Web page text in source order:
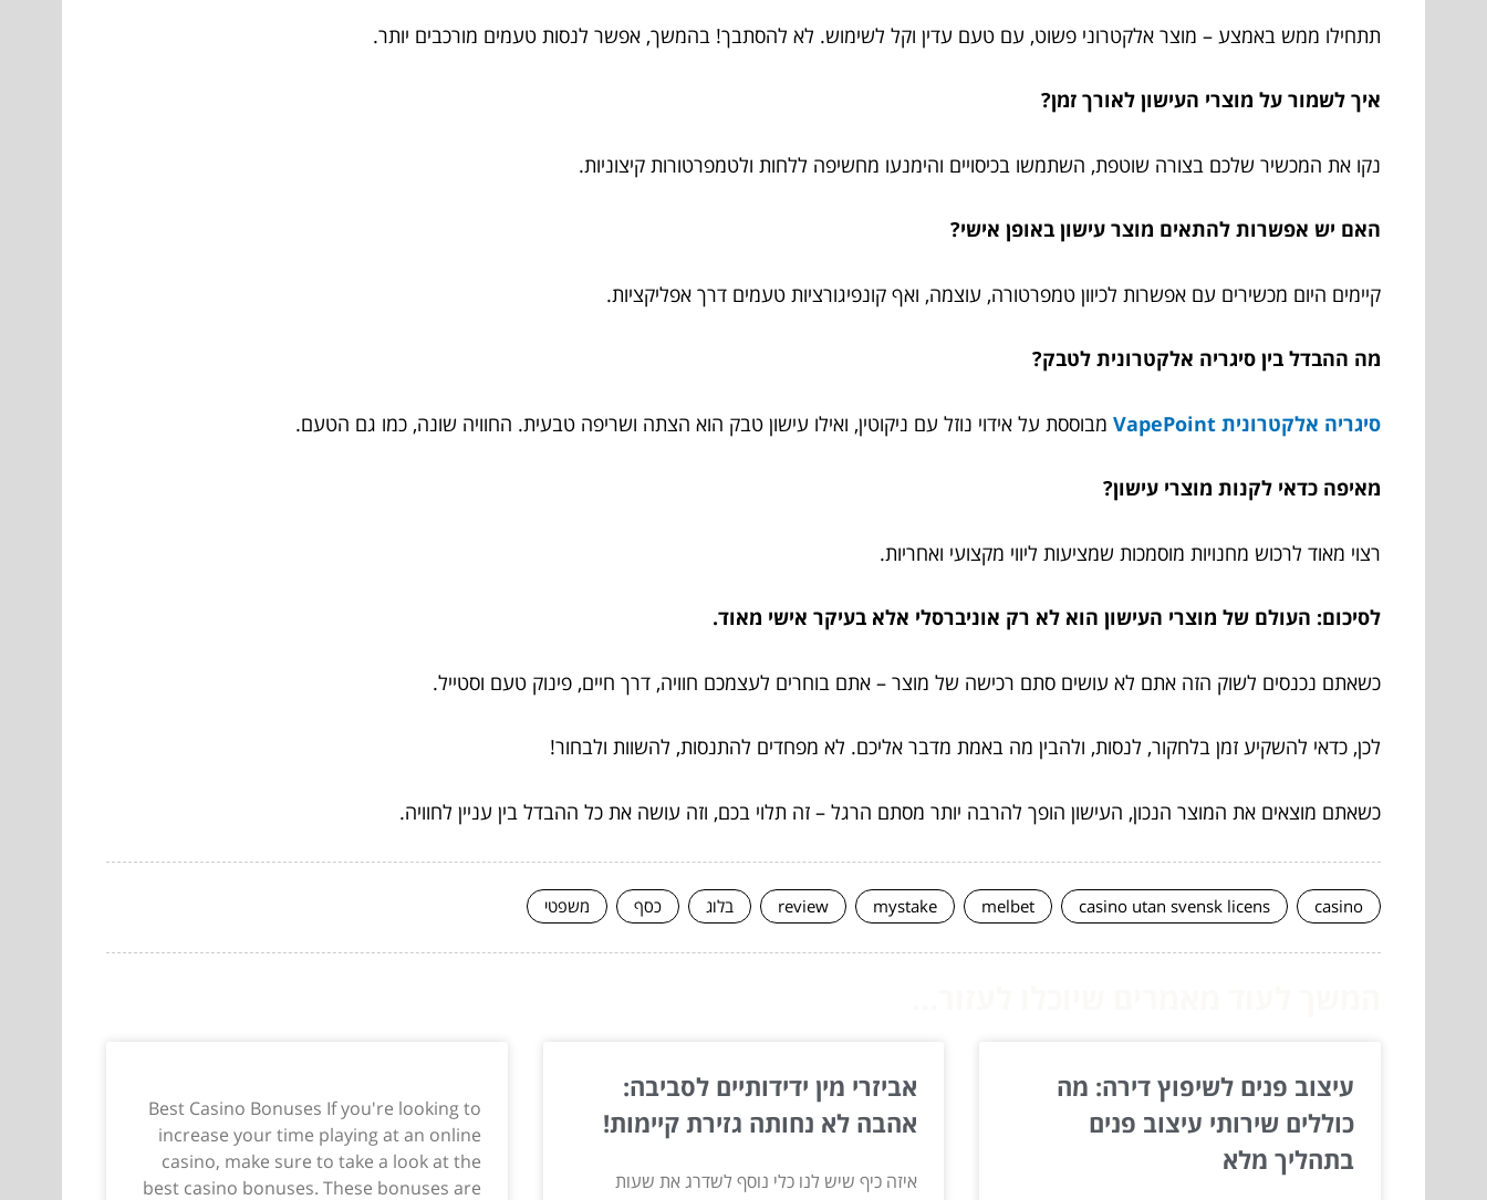
תתחילו ממש באמצע – מוצר אלקטרוני פשוט, עם טעם עדין וקל לשימוש. לא להסתבך! בהמשך, אפשר לנסות טעמים מורכבים יותר.
איך לשמור על מוצרי העישון לאורך זמן?
נקו את המכשיר שלכם בצורה שוטפת, השתמשו בכיסויים והימנעו מחשיפה ללחות ולטמפרטורות קיצוניות.
האם יש אפשרות להתאים מוצר עישון באופן אישי?
קיימים היום מכשירים עם אפשרות לכיוון טמפרטורה, עוצמה, ואף קונפיגורציות טעמים דרך אפליקציות.
מה ההבדל בין סיגריה אלקטרונית לטבק?
סיגריה אלקטרונית VapePoint מבוססת על אידוי נוזל עם ניקוטין, ואילו עישון טבק הוא הצתה ושריפה טבעית. החוויה שונה, כמו גם הטעם.
מאיפה כדאי לקנות מוצרי עישון?
רצוי מאוד לרכוש מחנויות מוסמכות שמציעות ליווי מקצועי ואחריות.
לסיכום: העולם של מוצרי העישון הוא לא רק אוניברסלי אלא בעיקר אישי מאוד.
כשאתם נכנסים לשוק הזה אתם לא עושים סתם רכישה של מוצר – אתם בוחרים לעצמכם חוויה, דרך חיים, פינוק טעם וסטייל.
לכן, כדאי להשקיע זמן בלחקור, לנסות, ולהבין מה באמת מדבר אליכם. לא מפחדים להתנסות, להשוות ולבחור!
כשאתם מוצאים את המוצר הנכון, העישון הופך להרבה יותר מסתם הרגל – זה תלוי בכם, וזה עושה את כל ההבדל בין עניין לחוויה.
casino
casino utan svensk licens
melbet
mystake
review בלוג כסף משפטי
עיצוב פנים לשיפוץ דירה: מה
כוללים שירותי עיצוב פנים
בתהליך מלא
אביזרי מין ידידותיים לסביבה:
אהבה לא נחותה גזירת קיימות!
איזה כיף שיש לנו כלי נוסף לשדרג את שעות
Best Casino Bonuses If you're looking to
increase your time playing at an online
casino, make sure to take a look at the
best casino bonuses. These bonuses are